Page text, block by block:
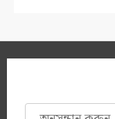
অনুসন্ধানঃ